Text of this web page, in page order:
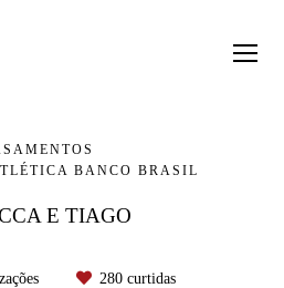
BANCO BRASIL
E TIAGO
280 curtidas